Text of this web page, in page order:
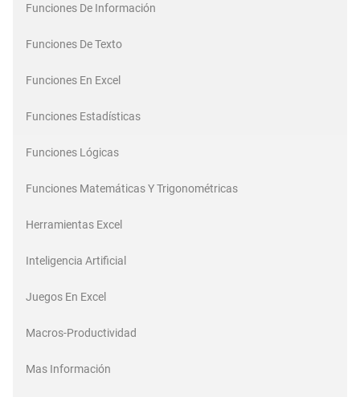
Funciones De Información
Funciones De Texto
Funciones En Excel
Funciones Estadísticas
Funciones Lógicas
Funciones Matemáticas Y Trigonométricas
Herramientas Excel
Inteligencia Artificial
Juegos En Excel
Macros-Productividad
Mas Información